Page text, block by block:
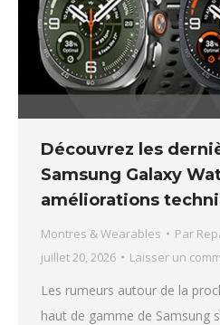
Découvrez les
Samsung Galaxy
améliorations
Montres & Wearables Par
juillet 20, 2026
Laisser un
Les rumeurs autour de la
haut de gamme de Samsung